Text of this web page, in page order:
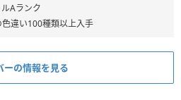
Aランク
色違い100種類以上入手
ーの情報を見る